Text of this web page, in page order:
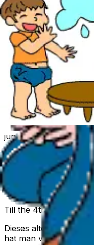
With silver buttons,
All down her back,
She asked her
for fifty cents, cents,
To see the elephants,
jump over the fence,
They jumped so high,
They reached the sky,
They never came
Till the 4th of July,
Dieses alte
hat man viel Spaß dabei.